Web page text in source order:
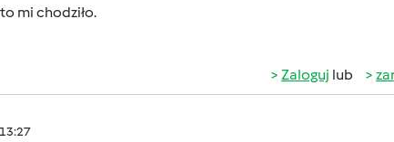
mi chodziło.
Zaloguj lub